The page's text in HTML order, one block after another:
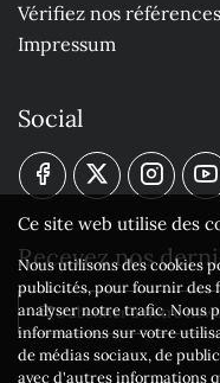
Vérifiez nos références
Impressum
Social
Recevez nos
S'abonner à notre
Ce site web utilise des
Nous utilisons des cookies
publicités, pour fournir des
analyser notre trafic. Nous
informations sur votre
de médias sociaux, de
avec d'autres informations